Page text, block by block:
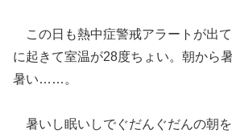
この日も熱中症警戒アラートが出
に起きて室温が28度ちょい。朝から
暑い……。
暑いし眠いしでぐだんぐだんの朝